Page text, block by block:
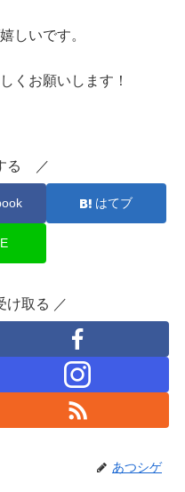
しいです。
くお願いします！
る ／
はてブ
け取る ／
あつシゲ